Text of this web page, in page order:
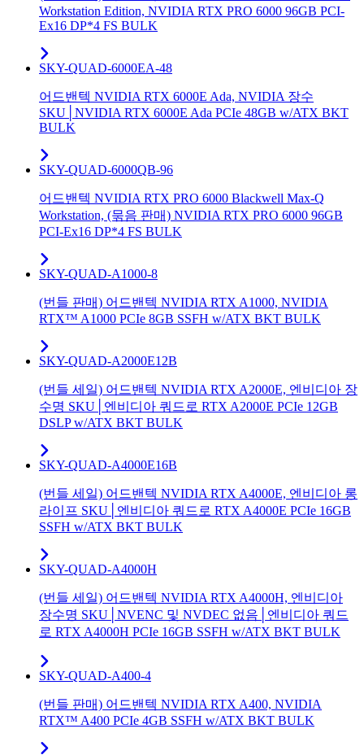
Workstation Edition, NVIDIA RTX PRO 6000 96GB PCI-
Ex16 DP*4 FS BULK
SKY-QUAD-6000EA-48
어드밴텍 NVIDIA RTX 6000E Ada, NVIDIA 장수
SKU│NVIDIA RTX 6000E Ada PCIe 48GB w/ATX BKT
BULK
SKY-QUAD-6000QB-96
어드밴텍 NVIDIA RTX PRO 6000 Blackwell Max-Q
Workstation, (묶음 판매) NVIDIA RTX PRO 6000 96GB
PCI-Ex16 DP*4 FS BULK
SKY-QUAD-A1000-8
(번들 판매) 어드밴텍 NVIDIA RTX A1000, NVIDIA
RTX™ A1000 PCIe 8GB SSFH w/ATX BKT BULK
SKY-QUAD-A2000E12B
(번들 세일) 어드밴텍 NVIDIA RTX A2000E, 엔비디아 장
수명 SKU│엔비디아 쿼드로 RTX A2000E PCIe 12GB
DSLP w/ATX BKT BULK
SKY-QUAD-A4000E16B
(번들 세일) 어드밴텍 NVIDIA RTX A4000E, 엔비디아 롱
라이프 SKU│엔비디아 쿼드로 RTX A4000E PCIe 16GB
SSFH w/ATX BKT BULK
SKY-QUAD-A4000H
(번들 세일) 어드밴텍 NVIDIA RTX A4000H, 엔비디아
장수명 SKU│NVENC 및 NVDEC 없음│엔비디아 쿼드
로 RTX A4000H PCIe 16GB SSFH w/ATX BKT BULK
SKY-QUAD-A400-4
(번들 판매) 어드밴텍 NVIDIA RTX A400, NVIDIA
RTX™ A400 PCIe 4GB SSFH w/ATX BKT BULK